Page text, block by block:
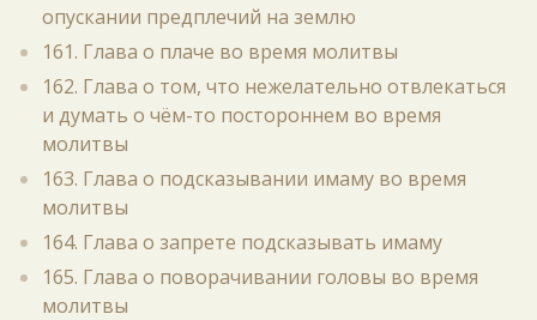
опускании предплечий на землю
161. Глава о плаче во время молитвы
162. Глава о том, что нежелательно отвлекаться
и думать о чём-то постороннем во время
молитвы
163. Глава о подсказывании имаму во время
молитвы
164. Глава о запрете подсказывать имаму
165. Глава о поворачивании головы во время
молитвы